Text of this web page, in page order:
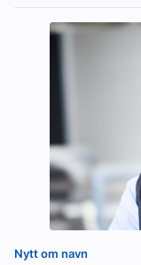
Nytt om navn